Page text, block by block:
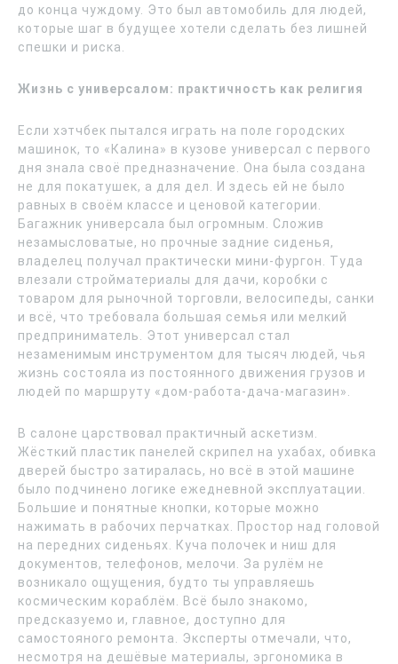
до конца чуждому. Это был автомобиль для людей,
которые шаг в будущее хотели сделать без лишней
спешки и риска.
Жизнь с универсалом: практичность как религия
Если хэтчбек пытался играть на поле городских
машинок, то «Калина» в кузове универсал с первого
дня знала своё предназначение. Она была создана
не для покатушек, а для дел. И здесь ей не было
равных в своём классе и ценовой категории.
Багажник универсала был огромным. Сложив
незамысловатые, но прочные задние сиденья,
владелец получал практически мини-фургон. Туда
влезали стройматериалы для дачи, коробки с
товаром для рыночной торговли, велосипеды, санки
и всё, что требовала большая семья или мелкий
предприниматель. Этот универсал стал
незаменимым инструментом для тысяч людей, чья
жизнь состояла из постоянного движения грузов и
людей по маршруту «дом-работа-дача-магазин».
В салоне царствовал практичный аскетизм.
Жёсткий пластик панелей скрипел на ухабах, обивка
дверей быстро затиралась, но всё в этой машине
было подчинено логике ежедневной эксплуатации.
Большие и понятные кнопки, которые можно
нажимать в рабочих перчатках. Простор над головой
на передних сиденьях. Куча полочек и ниш для
документов, телефонов, мелочи. За рулём не
возникало ощущения, будто ты управляешь
космическим кораблём. Всё было знакомо,
предсказуемо и, главное, доступно для
самостояного ремонта. Эксперты отмечали, что,
несмотря на дешёвые материалы, эргономика в